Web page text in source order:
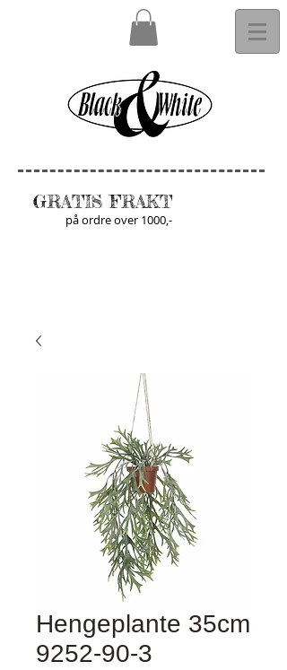
GRATIS FRAKT
på ordre over 1000,-
Hengeplante 35cm
9252-90-3